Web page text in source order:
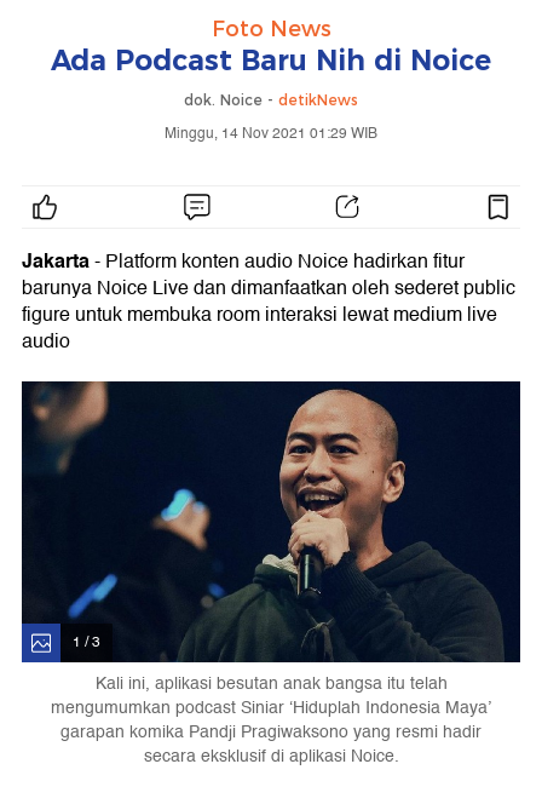
Foto News
Ada Podcast Baru Nih di Noice
dok. Noice - detikNews
Minggu, 14 Nov 2021 01:29 WIB
Jakarta- Platform konten audio Noice hadirkan fitur
barunya Noice Live dan dimanfaatkan oleh sederet public
figure untuk membuka room interaksi lewat medium live
audio
1 / 3
Kali ini, aplikasi besutan anak bangsa itu telah
mengumumkan podcast Siniar ‘Hiduplah Indonesia Maya’
garapan komika Pandji Pragiwaksono yang resmi hadir
secara eksklusif di aplikasi Noice.